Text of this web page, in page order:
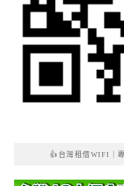
👍台灣租借WIFI｜